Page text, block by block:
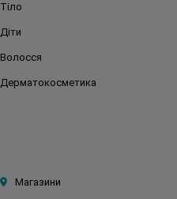
Тіло
Діти
Волосся
Дерматокосметика
Магазини